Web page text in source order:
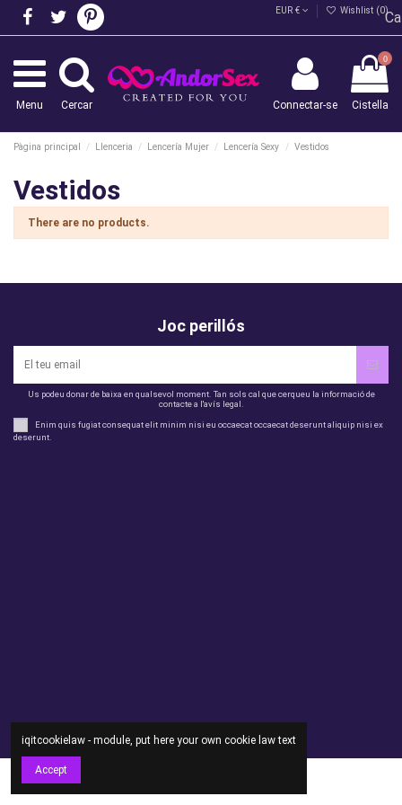
EUR € Wishlist (0)
Menu Cercar Connectar-se
0
Cistella
Pàgina principal Llenceria Lencería Mujer Lencería Sexy Vestidos
Vestidos
There are no products.
Joc perillós
Us podeu donar de baixa en qualsevol moment. Tan sols cal que cerqueu la informació de
contacte a l'avís legal.
Enim quis fugiat consequat elit minim nisi eu occaecat occaecat deserunt aliquip nisi ex
deserunt.
iqitcookielaw - module, put here your own cookie law text
Accept